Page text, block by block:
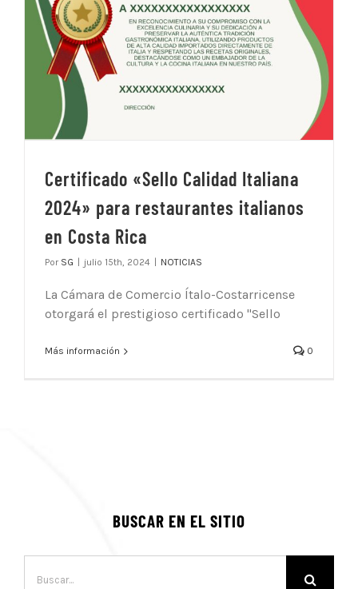
Certificado «Sello Calidad Italiana
2024» para restaurantes italianos
en Costa Rica
Por SG julio 15th, 2024 NOTICIAS
La Cámara de Comercio Ítalo-Costarricense
otorgará el prestigioso certificado "Sello
Más información 0
BUSCAR EN EL SITIO